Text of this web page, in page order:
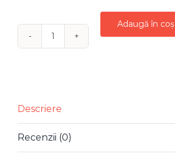
ROSU
CU
SCEPTRU
Adaugă în coș
Descriere
Recenzii (0)